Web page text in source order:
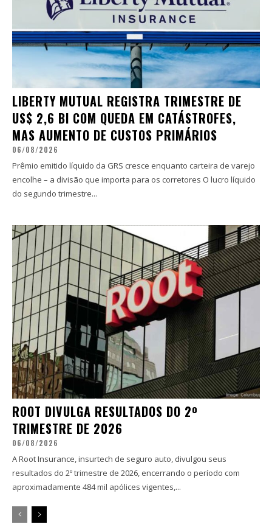
LIBERTY MUTUAL REGISTRA TRIMESTRE DE
US$ 2,6 BI COM QUEDA EM CATÁSTROFES,
MAS AUMENTO DE CUSTOS PRIMÁRIOS
06/08/2026
Prêmio emitido líquido da GRS cresce enquanto carteira de varejo
encolhe – a divisão que importa para os corretores O lucro líquido
do segundo trimestre...
ROOT DIVULGA RESULTADOS DO 2º
TRIMESTRE DE 2026
06/08/2026
A Root Insurance, insurtech de seguro auto, divulgou seus
resultados do 2º trimestre de 2026, encerrando o período com
aproximadamente 484 mil apólices vigentes,...